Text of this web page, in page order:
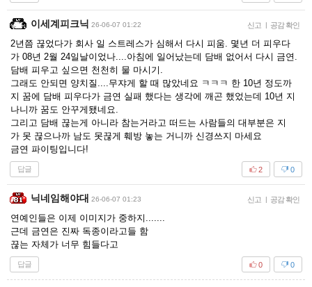
이세계피크닉 26-06-07 01:22 신고 | 공감 확인
2년쯤 끊었다가 회사 일 스트레스가 심해서 다시 피움. 몇년 더 피우다
가 08년 2월 24일날이었나....아침에 일어났는데 담배 없어서 다시 금연.
담배 피우고 싶으면 천천히 물 마시기.
그래도 안되면 양치질....무쟈게 할 때 많았네요 ㅋㅋㅋ 한 10년 정도까
지 꿈에 담배 피우다가 금연 실패 했다는 생각에 깨곤 했었는데 10년 지
나니까 꿈도 안꾸게됐네요.
그리고 담배 끊는게 아니라 참는거라고 떠드는 사람들의 대부분은 지
가 못 끊으나까 남도 못끊게 훼방 놓는 거니까 신경쓰지 마세요
금연 파이팅입니다!
답글 0
2
닉네임해야대 26-06-07 01:23 신고 | 공감 확인
연예인들은 이제 이미지가 중하지.......
근데 금연은 진짜 독종이라고들 함
끊는 자체가 너무 힘들다고
답글 0
0